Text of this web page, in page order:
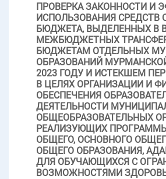
ПРОВЕРКА ЗАКОННОСТИ И
ИСПОЛЬЗОВАНИЯ СРЕДСТВ
БЮДЖЕТА, ВЫДЕЛЕННЫХ В
МЕЖБЮДЖЕТНЫХ
БЮДЖЕТАМ ОТДЕЛЬНЫХ
ОБРАЗОВАНИЙ
2023 ГОДУ И ИСТЕКШЕМ
В ЦЕЛЯХ ОРГАНИЗАЦИИ И
ОБЕСПЕЧЕНИЯ
ДЕЯТЕЛЬНОСТИ
ОБЩЕОБРАЗОВАТЕЛЬНЫХ
РЕАЛИЗУЮЩИХ
ОБЩЕГО, ОСНОВНОГО
ОБЩЕГО ОБРАЗОВАНИЯ,
ДЛЯ ОБУЧАЮЩИХСЯ С
ВОЗМОЖНОСТЯМИ